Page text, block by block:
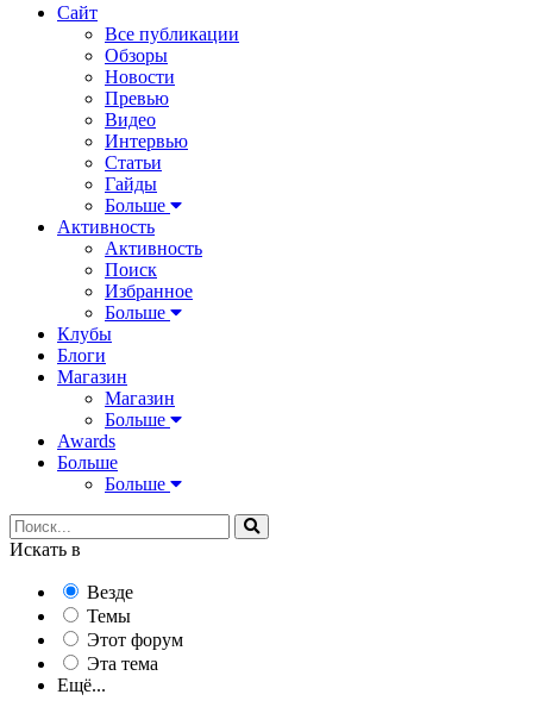
Сайт
Все публикации
Обзоры
Новости
Превью
Видео
Интервью
Статьи
Гайды
Больше
Активность
Активность
Поиск
Избранное
Больше
Клубы
Блоги
Магазин
Магазин
Больше
Awards
Больше
Больше
Искать в
Везде
Темы
Этот форум
Эта тема
Ещё...